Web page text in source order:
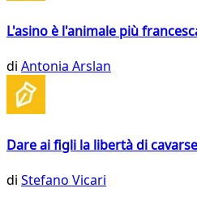
L'asino è l'animale più
di Antonia Arslan
Dare ai figli la libertà di
di Stefano Vicari